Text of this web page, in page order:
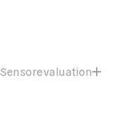
Sensorevaluation